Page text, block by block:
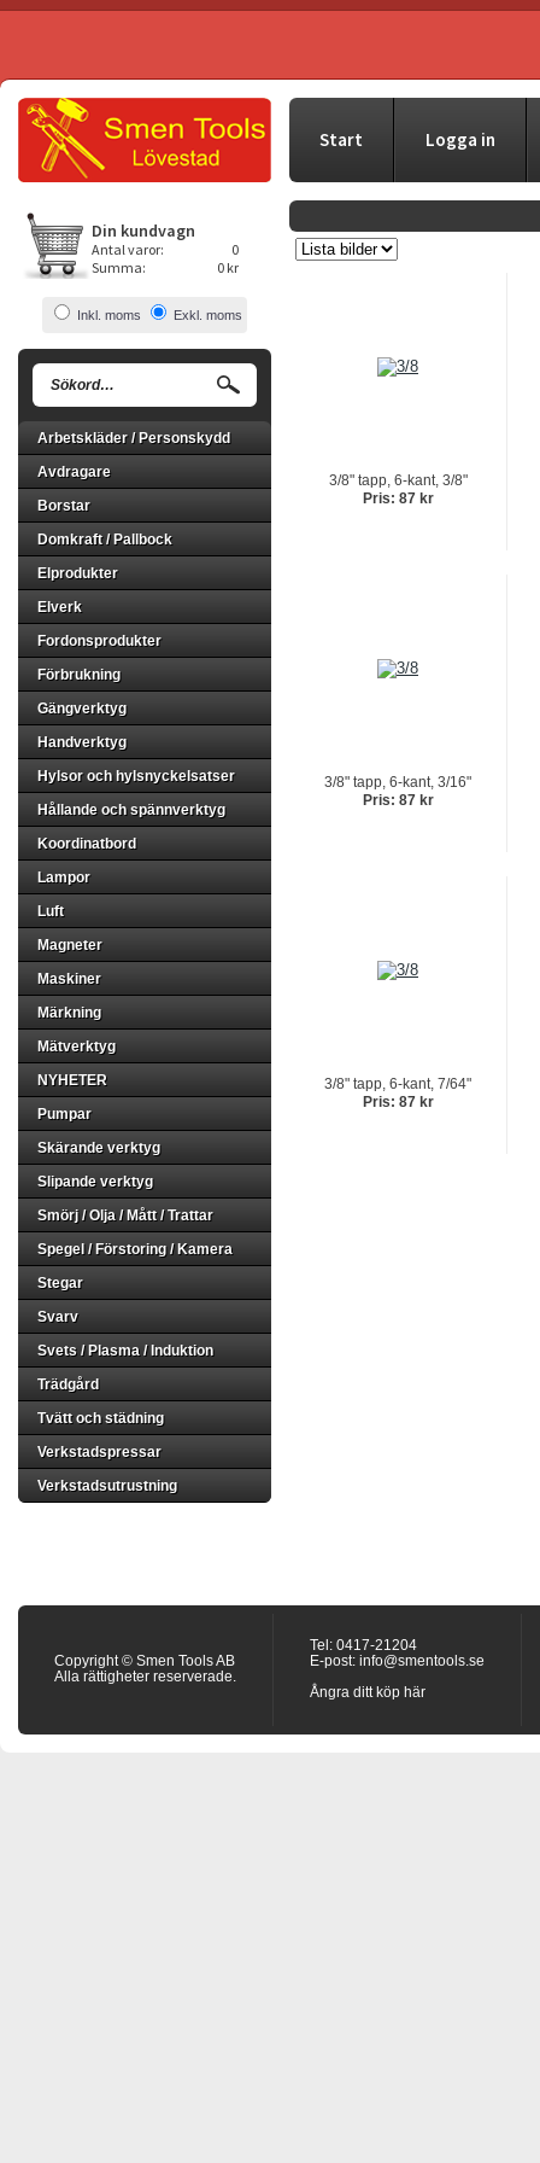
Start Logga in
Din kundvagn
Antal varor:
0
Summa:
0 kr
Inkl. moms Exkl. moms
Arbetskläder / Personskydd
Avdragare
Borstar
Domkraft / Pallbock
Elprodukter
Elverk
Fordonsprodukter
Förbrukning
Gängverktyg
Handverktyg
Hylsor och hylsnyckelsatser
Hållande och spännverktyg
Koordinatbord
Lampor
Luft
Magneter
Maskiner
Märkning
Mätverktyg
NYHETER
Pumpar
Skärande verktyg
Slipande verktyg
Smörj / Olja / Mått / Trattar
Spegel / Förstoring / Kamera
Stegar
Svarv
Svets / Plasma / Induktion
Trädgård
Tvätt och städning
Verkstadspressar
Verkstadsutrustning
3/8" tapp, 6-kant, 3/8"
Pris: 87 kr
3/8" tapp, 6-kant, 3/16"
Pris: 87 kr
3/8" tapp, 6-kant, 7/64"
Pris: 87 kr
Copyright © Smen Tools AB
Alla rättigheter reserverade.
Tel: 0417-21204
E-post: info@smentools.se
Ångra ditt köp här